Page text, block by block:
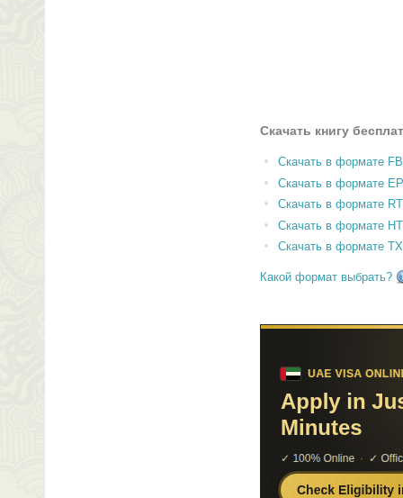
Скачать книгу
Скачать в формате
Скачать в формате
Скачать в формате
Скачать в формате
Скачать в формате
Какой формат выбрать?